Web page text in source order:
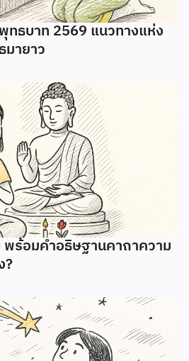
ธบาท 2569 แนวทางแห่ง
ายาว
พร้อมคำอธิษฐานคาถาความ
?